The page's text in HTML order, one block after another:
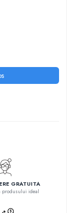
GRATUITA
produsului ideal